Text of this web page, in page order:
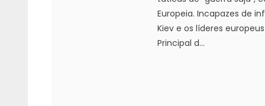
Europeia. Incapazes de
Kiev e os líderes
Principal d...